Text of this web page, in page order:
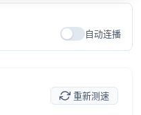
自动连播
重新测速